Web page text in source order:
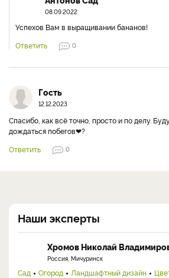
08.09.2022
Успехов Вам в выращивании бананов!
Ответить
0
Гость
12.12.2023
Спасибо, как всё точно, просто и по делу.
дождаться побегов❤?
Ответить
0
Наши эксперты
Хромов Николай
Россия, Мичуринск
Сад Огород Ландшафтный дизайн